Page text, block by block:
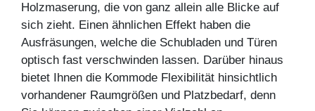
Holzmaserung, die von ganz allein alle Blicke auf
sich zieht. Einen ähnlichen Effekt haben die
Ausfräsungen, welche die Schubladen und Türen
optisch fast verschwinden lassen. Darüber hinaus
bietet Ihnen die Kommode Flexibilität hinsichtlich
vorhandener Raumgrößen und Platzbedarf, denn